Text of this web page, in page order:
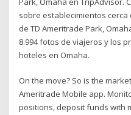
sobre establecimientos cerca
de TD Ameritrade Park,
8.994 fotos de viajeros y los
hoteles en Omaha.
On the move? So is the
Ameritrade Mobile app.
positions, deposit funds with